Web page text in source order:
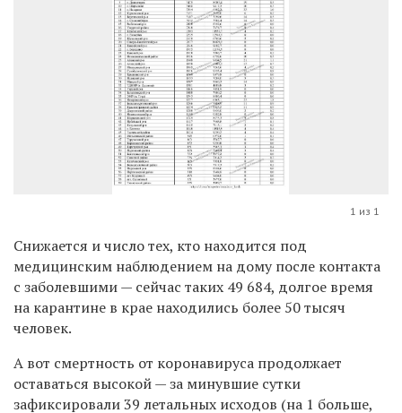
1 из 1
Снижается и число тех, кто находится под
медицинским наблюдением на дому после контакта
с заболевшими — сейчас таких 49 684, долгое время
на карантине в крае находились более 50 тысяч
человек.
А вот смертность от коронавируса продолжает
оставаться высокой — за минувшие сутки
зафиксировали 39 летальных исходов (на 1 больше,